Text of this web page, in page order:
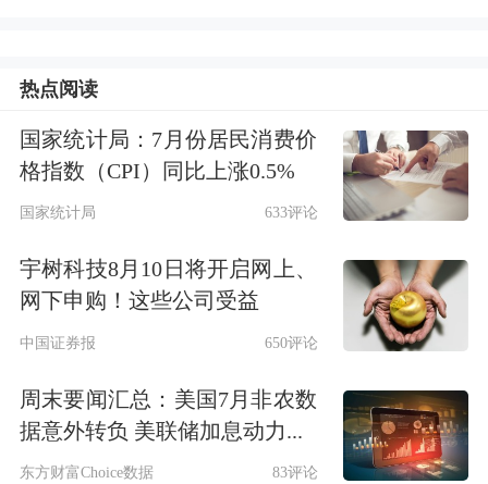
热点阅读
国家统计局：7月份居民消费价
格指数（CPI）同比上涨0.5%
国家统计局 633评论
宇树科技8月10日将开启网上、
网下申购！这些公司受益
中国证券报 650评论
周末要闻汇总：美国7月非农数
据意外转负 美联储加息动力...
东方财富Choice数据 83评论